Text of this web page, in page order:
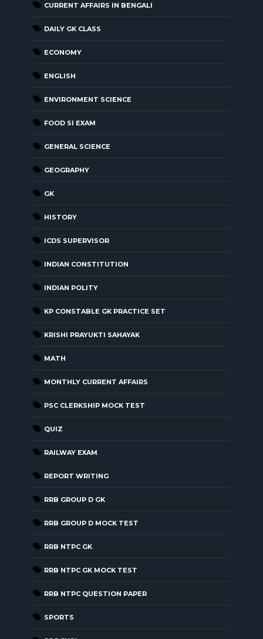
CURRENT AFFAIRS IN BENGALI
DAILY GK CLASS
ECONOMY
ENGLISH
ENVIRONMENT SCIENCE
FOOD SI EXAM
GENERAL SCIENCE
GEOGRAPHY
GK
HISTORY
ICDS SUPERVISOR
INDIAN CONSTITUTION
INDIAN POLITY
KP CONSTABLE GK PRACTICE SET
KRISHI PRAYUKTI SAHAYAK
MATH
MONTHLY CURRENT AFFAIRS
PSC CLERKSHIP MOCK TEST
QUIZ
RAILWAY EXAM
REPORT WRITING
RRB GROUP D GK
RRB GROUP D MOCK TEST
RRB NTPC GK
RRB NTPC GK MOCK TEST
RRB NTPC QUESTION PAPER
SPORTS